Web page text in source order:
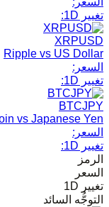
تغيير 1D:
XRPUSD
Ripple vs US Dollar
السعر:
تغيير 1D:
BTCJPY
vs Japanese Yen
السعر:
تغيير 1D:
الرمز
السعر
تغيير 1D
التوجُّه السائد